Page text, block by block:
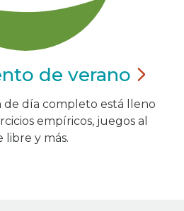
de verano
día completo está lleno
empíricos, juegos al
libre y más.